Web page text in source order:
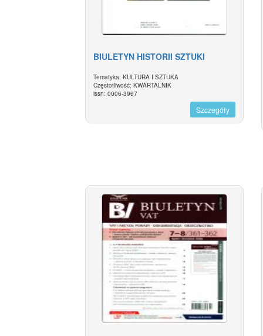
BIULETYN HISTORII SZTUKI
Tematyka: KULTURA I SZTUKA
Częstotliwość: KWARTALNIK
issn: 0006-3967
Szczegóły